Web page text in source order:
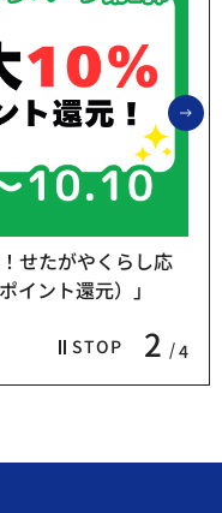
STOP 2 4
せたがやくらし応
イント還元）」